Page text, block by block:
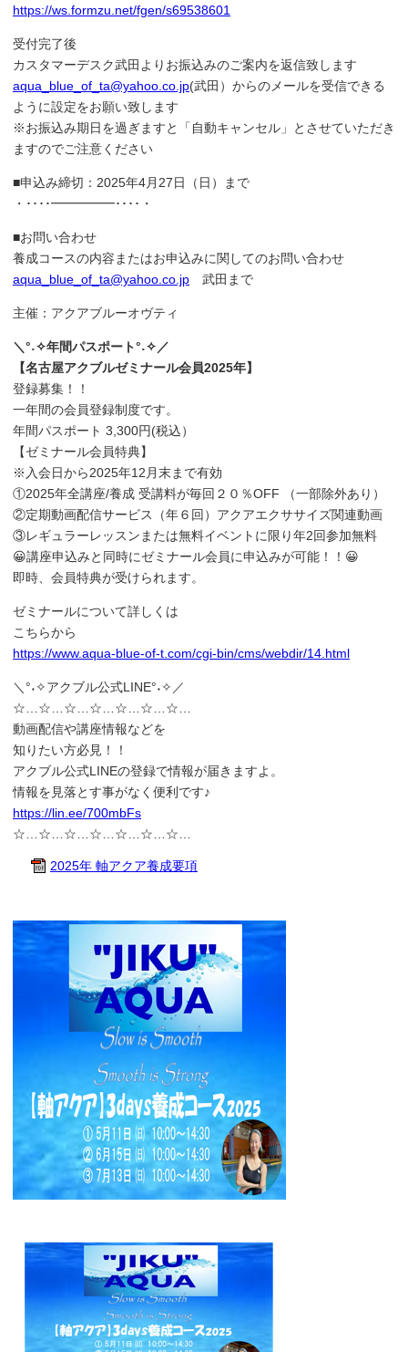
https://ws.formzu.net/fgen/s69538601
受付完了後
カスタマーデスク武田よりお振込みのご案内を返信致します
aqua_blue_of_ta@yahoo.co.jp(武田）からのメールを受信できる
ように設定をお願い致します
※お振込み期日を過ぎますと「自動キャンセル」とさせていただき
ますのでご注意ください
■申込み締切：2025年4月27日（日）まで
・････━━━━━････・
■お問い合わせ
養成コースの内容またはお申込みに関してのお問い合わせ
aqua_blue_of_ta@yahoo.co.jp 武田まで
主催：アクアブルーオヴティ
＼°˖✧年間パスポート°˖✧／
【名古屋アクブルゼミナール会員2025年】
登録募集！！
一年間の会員登録制度です。
年間パスポート 3,300円(税込）
【ゼミナール会員特典】
※入会日から2025年12月末まで有効
①2025年全講座/養成 受講料が毎回２０％OFF （一部除外あり）
②定期動画配信サービス（年６回）アクアエクササイズ関連動画
③レギュラーレッスンまたは無料イベントに限り年2回参加無料
😀講座申込みと同時にゼミナール会員に申込みが可能！！😀
即時、会員特典が受けられます。
ゼミナールについて詳しくは
こちらから
https://www.aqua-blue-of-t.com/cgi-bin/cms/webdir/14.html
＼°˖✧アクブル公式LINE°˖✧／
☆…☆…☆…☆…☆…☆…☆…
動画配信や講座情報などを
知りたい方必見！！
アクブル公式LINEの登録で情報が届きますよ。
情報を見落とす事がなく便利です♪
https://lin.ee/700mbFs
☆…☆…☆…☆…☆…☆…☆…
2025年 軸アクア養成要項